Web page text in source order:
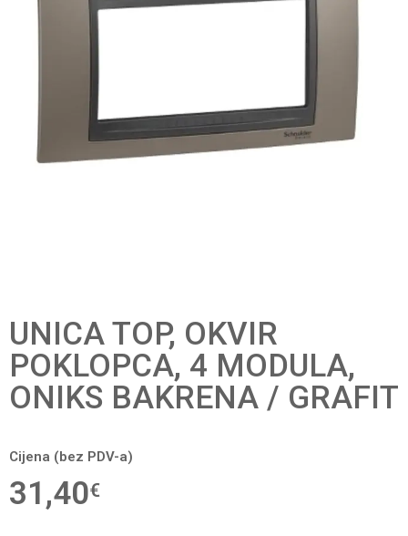
UNICA TOP, OKVIR
POKLOPCA, 4 MODULA,
ONIKS BAKRENA / GRAFIT
Cijena (bez PDV-a)
31,40€